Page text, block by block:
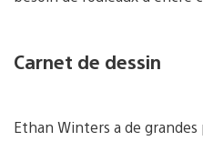
Carnet de dessin
Ethan Winters a de